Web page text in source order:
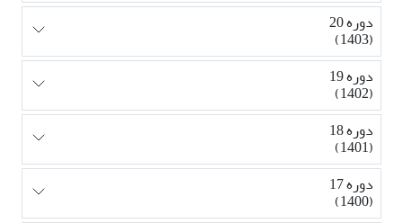
دوره 20
(1403)
دوره 19
(1402)
دوره 18
(1401)
دوره 17
(1400)